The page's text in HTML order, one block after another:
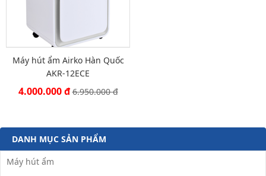
Máy hút ẩm Airko Hàn Quốc
AKR-12ECE
4.000.000 đ6.950.000 đ
DANH MỤC SẢN PHẨM
Máy hút ẩm